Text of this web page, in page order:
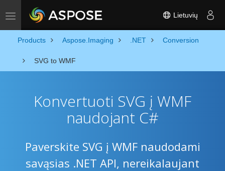
Toggle navigation Lietuvių
Products Aspose.Imaging .NET Conversion
SVG to WMF
Konvertuoti SVG į WMF
naudojant C#
Paverskite SVG į WMF naudodami
savąsias .NET API, nereikalaujant